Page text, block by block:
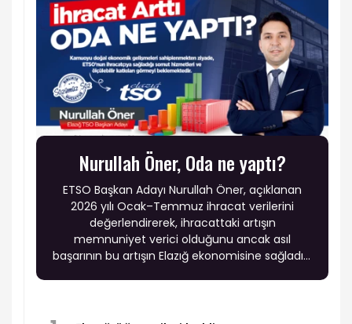
Nurullah Öner, Oda ne yaptı?
ETSO Başkan Adayı Nurullah Öner, açıklanan
2026 yılı Ocak–Temmuz ihracat verilerini
değerlendirerek, ihracattaki artışın
memnuniyet verici olduğunu ancak asıl
başarının bu artışın Elazığ ekonomisine sağladığı